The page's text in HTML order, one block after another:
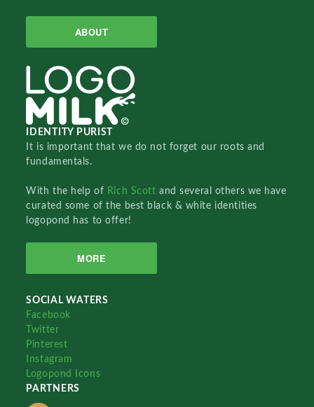
ABOUT
IDENTITY PURIST
It is important that we do not forget our roots and
fundamentals.
With the help of Rich Scottand several others we have
curated some of the best black & white identities
logopond has to offer!
MORE
SOCIAL WATERS
Facebook
Twitter
Pinterest
Instagram
Logopond Icons
PARTNERS